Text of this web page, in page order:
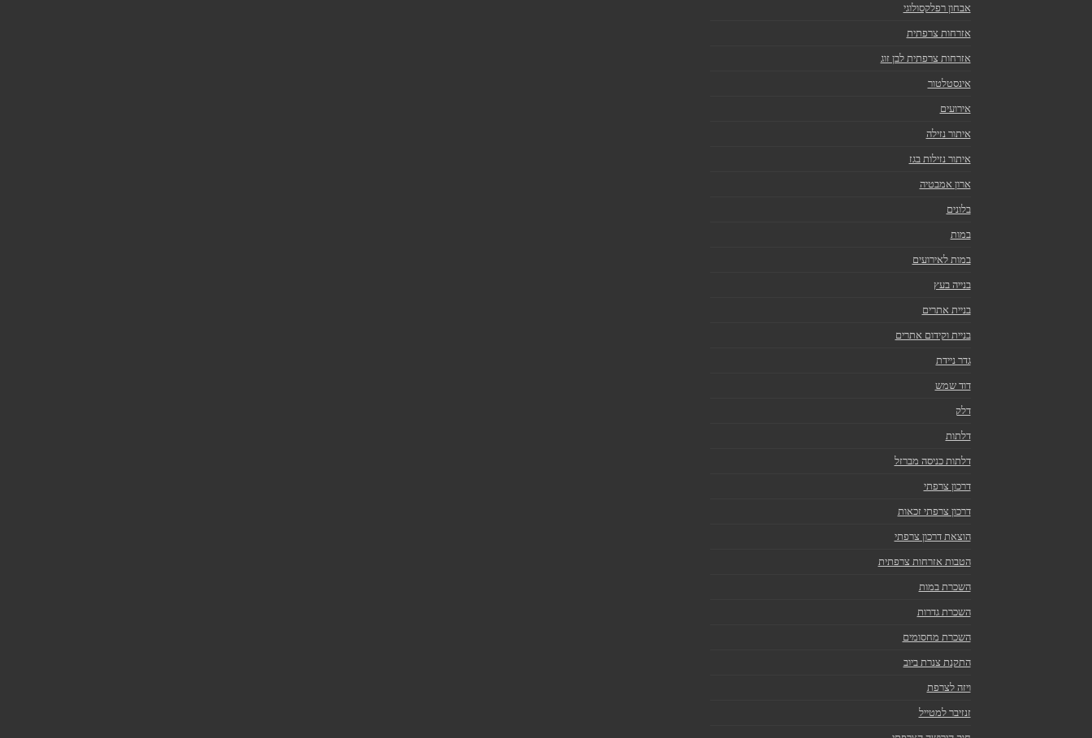
אבחון רפלקסולוגי
אזרחות צרפתית
אזרחות צרפתית לבן זוג
אינסטלטור
אירועים
איתור נזילה
איתור נזילות בגז
ארון אמבטיה
בלונים
במות
במות לאירועים
בנייה בעץ
בניית אתרים
בניית וקידום אתרים
גדר ניידת
דוד שמש
דלק
דלתות
דלתות כניסה מברזל
דרכון צרפתי
דרכון צרפתי זכאות
הוצאת דרכון צרפתי
הטבות אזרחות צרפתית
השכרת במות
השכרת גדרות
השכרת מחסומים
התקנת צנרת ביוב
ויזה לצרפת
זנזיבר למטייל